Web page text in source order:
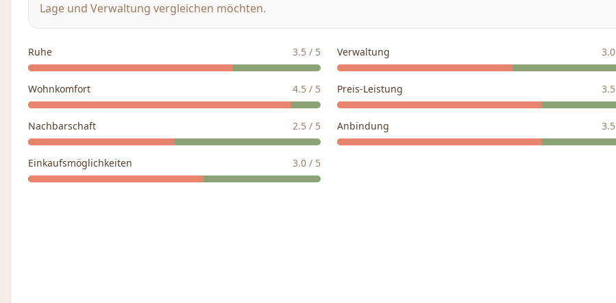
Lage und Verwaltung vergleichen möchten.
Ruhe 3.5 / 5 Verwaltung 3.0
Wohnkomfort 4.5 / 5 Preis-Leistung 3.5
Nachbarschaft 2.5 / 5 Anbindung 3.5
Einkaufsmöglichkeiten 3.0 / 5